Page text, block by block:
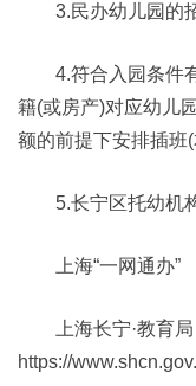
3.民办幼儿园的招
4.符合入园条件有
籍(或房产)对应幼儿
额的前提下安排插班(
5.长宁区托幼机构
上海“一网通办”
上海长宁·教育
https://